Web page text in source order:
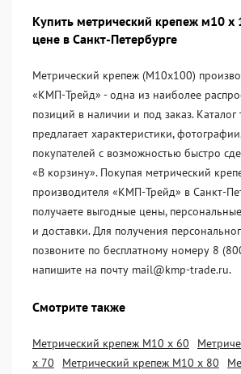
Купить метрический крепеж м10 х
цене в Санкт-Петербурге
Метрический крепеж (М10х100)
«KМП-Трейд» - одна из наиболее
позиций в наличии и под заказ. Каталог
предлагает характеристики,
покупателей с возможностью быстро
«В корзину». Покупая метрический
производителя «KМП-Трейд» в Санкт-
получаете выгодные цены,
и доставки. Для получения
позвоните по бесплатному номеру 8
напишите на почту mail@kmp-trade.ru.
Смотрите также
Метрический крепеж М10 х 60
х 70
Метрический крепеж М10 х 80